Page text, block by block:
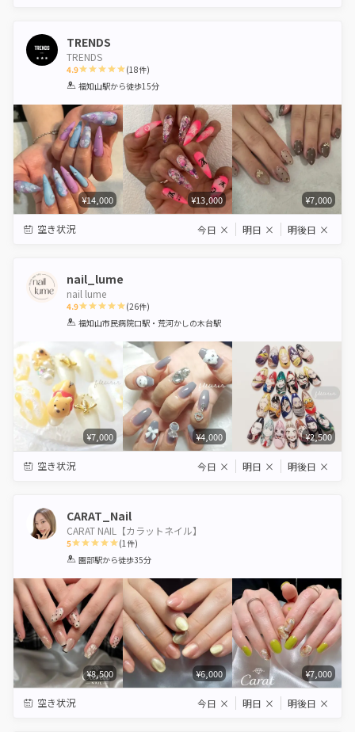
TRENDS
TRENDS
4.9
1 2 3 4 5
(18件)
福知山駅から徒歩15分
¥14,000 ¥13,000 ¥7,000
空き状況 今日 × 明日 × 明後日 ×
nail_lume
nail lume
4.9
1 2 3 4 5
(26件)
福知山市民病院口駅・荒河かしの木台駅
¥7,000 ¥4,000 ¥2,500
空き状況 今日 × 明日 × 明後日 ×
CARAT_Nail
CARAT NAIL【カラットネイル】
5
1 2 3 4 5
(1件)
園部駅から徒歩35分
¥8,500 ¥6,000 ¥7,000
空き状況 今日 × 明日 × 明後日 ×